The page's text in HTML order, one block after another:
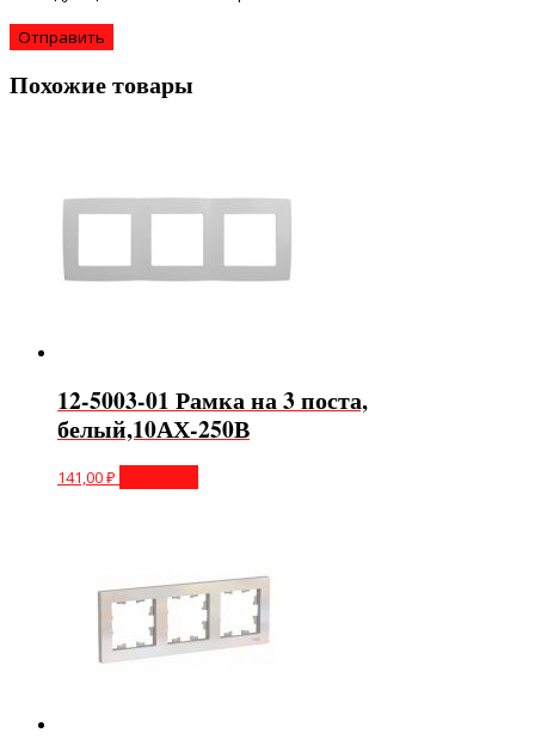
Похожие товары
12-5003-01 Рамка на 3 поста,
белый,10АХ-250В
141,00₽